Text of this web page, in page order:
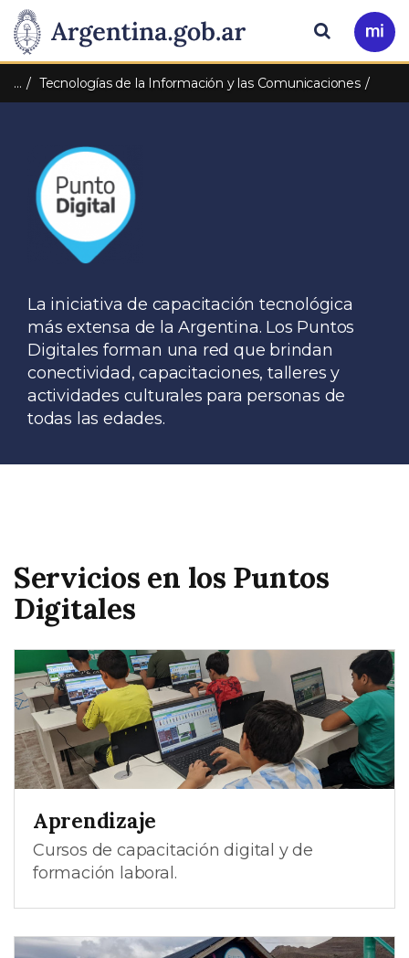
Presidencia
de
Nación
Pasar al contenido principal
Ir
a
Buscar
… Tecnologías de la Información y las Comunicaciones
La iniciativa de capacitación tecnológica
más extensa de la Argentina. Los Puntos
Digitales forman una red que brindan
conectividad, capacitaciones, talleres y
actividades culturales para personas de
todas las edades.
Servicios en los Puntos
Digitales
Aprendizaje
Cursos de capacitación digital y de
formación laboral.